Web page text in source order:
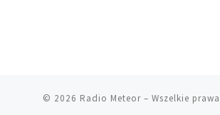
© 2026 Radio Meteor– Wszelkie